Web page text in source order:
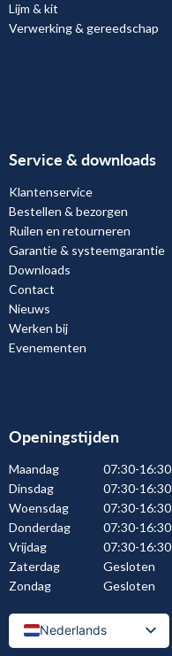
Lijm & kit
Verwerking & gereedschap
Service & downloads
Klantenservice
Bestellen & bezorgen
Ruilen en retourneren
Garantie & systeemgarantie
Downloads
Contact
Nieuws
Werken bij
Evenementen
Openingstijden
Maandag
07:30-16:30
Dinsdag
07:30-16:30
Woensdag
07:30-16:30
Donderdag
07:30-16:30
Vrijdag
07:30-16:30
Zaterdag
Gesloten
Zondag
Gesloten
Nederlands